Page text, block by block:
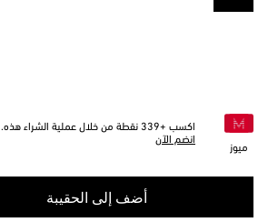
ميوز
اكسب +339 نقطة من خلال عملية الشراء هذه.
انضم الآن
أضف إلى الحقيبة